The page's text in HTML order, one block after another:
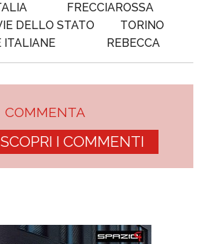
FRECCIAROSSA
DELLO STATO
TORINO
ITALIANE
REBECCA
COMMENTA
I COMMENTI